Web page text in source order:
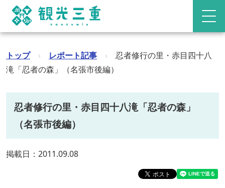
トップ › レポート記事 ›
忍者修行の里・赤目四十八
滝「忍者の森」（名張市後編）
忍者修行の里・赤目四十八滝「忍者の森」
（名張市後編）
掲載日：2011.09.08